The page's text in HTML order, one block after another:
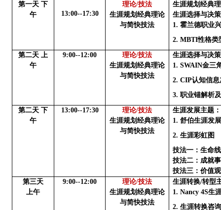
第一天 下
午
13:00--17:30
理论/技法
生涯规划经典理论
与简快技法
生涯规划经典
生涯选择与决
1.霍兰德职业
2.MBTI性格类
第二天 上
午
9:00--12:00 理论/技法
生涯规划经典理论
与简快技法
生涯选择与决
1.SWAIN金三
2.CIP认知信
3.职业锚解析
第二天 下
午
13:00--17:30 理论/技法
生涯规划经典理论
与简快技法
生涯发展主题：
1.舒伯生涯发
2.生涯彩虹图
技法一：生命
技法二 ：成就
技法三：价值
第三天
上午
9:00--12:00 理论/技法
生涯规划经典理论
与简快技法
生涯转换/转型
1.Nancy 4S生
2.生涯转换咨